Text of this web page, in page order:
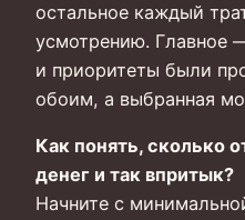
остальное каждый
усмотрению. Главное
и приоритеты были
обоим, а выбранная
Как понять, сколько
денег и так впритык?
Начните с